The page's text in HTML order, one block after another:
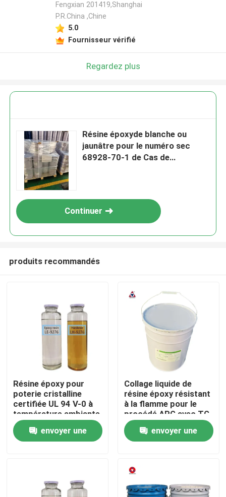
À la maison
Vidéos
Fengxian 201419,Shanghai
P.R.China ,Chine
5.0
Fournisseur vérifié
Regardez plus
Résine époxyde blanche ou
jaunâtre pour le numéro sec
68928-70-1 de Cas de
Continuer
produits recommandés
Résine époxy pour
poterie cristalline
certifiée UL 94 V-0 à
température ambiante
pour transformateurs
électriquesenvoyer une
Collage liquide de
résine époxy résistant
à la flamme pour le
procédé APG avec TG
115-128 pour
l'isolation électrique
envoyer une